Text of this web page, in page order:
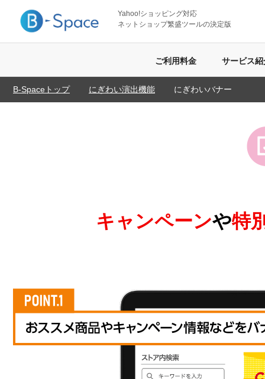
Yahoo!ショッピング対応
ネットショップ繁盛ツールの決定版
ご利用料金 サービス紹
B-Spaceトップ にぎわい演出機能 にぎわいバナー
キャンペーンや特